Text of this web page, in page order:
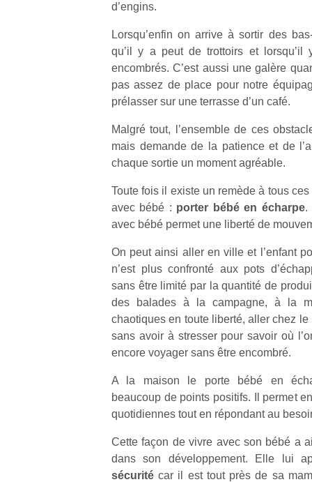
d’engins.
Lorsqu’enfin on arrive à sortir des
qu’il y a peut de trottoirs et
encombrés. C’est aussi une galère
pas assez de place pour notre
prélasser sur une terrasse d’un café.
Malgré tout, l’ensemble de ces
mais demande de la patience et de
chaque sortie un moment agréable.
Toute fois il existe un remède à tous
avec bébé : porter bébé en écharpe.
avec bébé permet une liberté de
On peut ainsi aller en ville et l’enfant
n’est plus confronté aux pots
sans être limité par la quantité de
des balades à la campagne, à la
chaotiques en toute liberté, aller chez
sans avoir à stresser pour savoir où
encore voyager sans être encombré.
A la maison le porte bébé en
beaucoup de points positifs. Il permet
quotidiennes tout en répondant au
Cette façon de vivre avec son bébé a
dans son développement. Elle lui
sécurité car il est tout près de sa